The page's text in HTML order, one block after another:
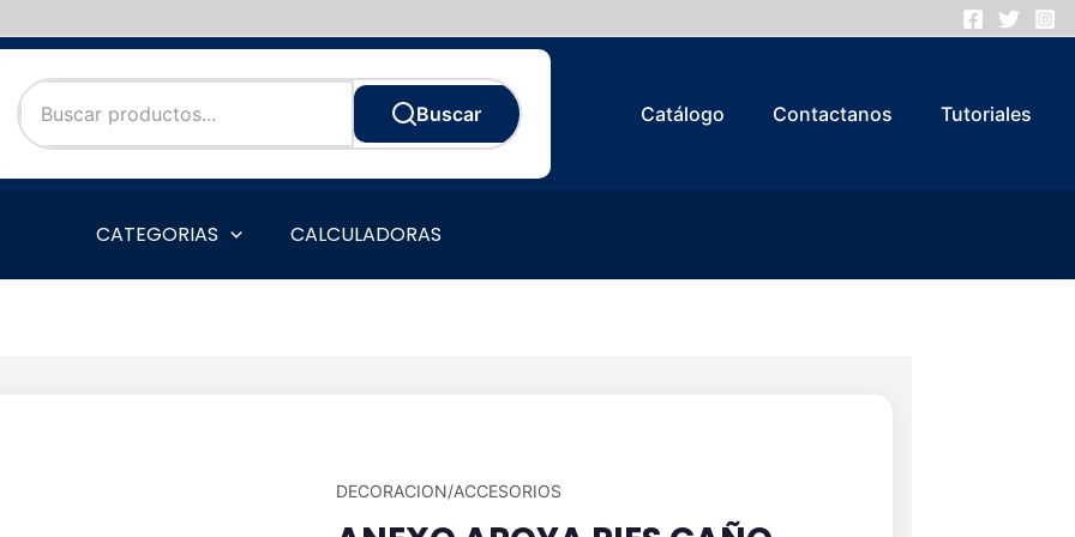
Buscar
Catálogo Contactanos Tutoriales
CATEGORIAS CALCULADORAS
DECORACION/ACCESORIOS